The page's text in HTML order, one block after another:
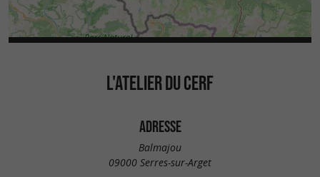
L'ATELIER DU CERF
ADRESSE
Balmajou
09000 Serres-sur-Arget